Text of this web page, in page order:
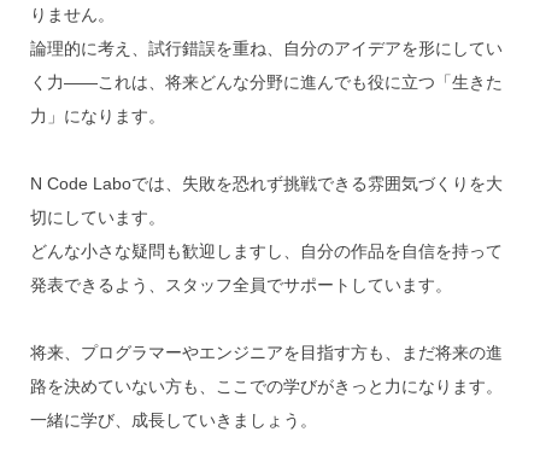
りません。
論理的に考え、試行錯誤を重ね、自分のアイデアを形にしてい
く力——これは、将来どんな分野に進んでも役に立つ「生きた
力」になります。
N Code Laboでは、失敗を恐れず挑戦できる雰囲気づくりを大
切にしています。
どんな小さな疑問も歓迎しますし、自分の作品を自信を持って
発表できるよう、スタッフ全員でサポートしています。
将来、プログラマーやエンジニアを目指す方も、まだ将来の進
路を決めていない方も、ここでの学びがきっと力になります。
一緒に学び、成長していきましょう。